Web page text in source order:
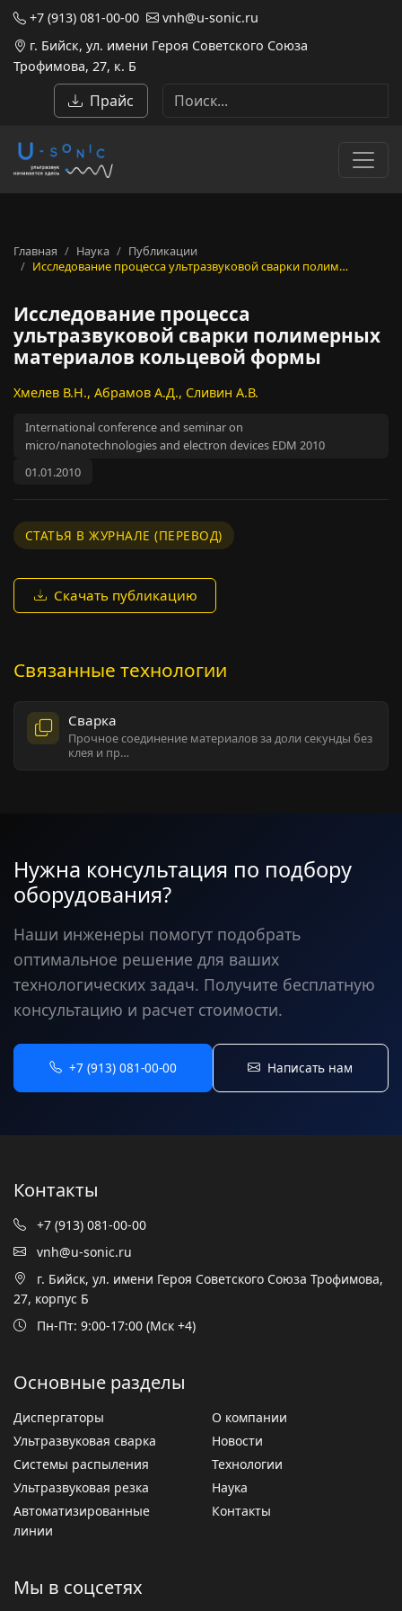
+7 (913) 081-00-00
vnh@u-sonic.ru
г. Бийск, ул. имени Героя Советского Союза
Трофимова, 27, к. Б
Прайс
Главная Наука
Публикации
Исследование процесса ультразвуковой сварки полим…
Исследование процесса
ультразвуковой сварки полимерных
материалов кольцевой формы
Хмелев В.Н., Абрамов А.Д., Сливин А.В.
International conference and seminar on
micro/nanotechnologies and electron devices EDM 2010
01.01.2010
СТАТЬЯ В ЖУРНАЛЕ (ПЕРЕВОД)
Скачать публикацию
Связанные технологии
Сварка
Прочное соединение материалов за доли секунды без
клея и пр…
Нужна консультация по подбору
оборудования?
Наши инженеры помогут подобрать
оптимальное решение для ваших
технологических задач. Получите бесплатную
консультацию и расчет стоимости.
+7 (913) 081-00-00 Написать нам
Контакты
+7 (913) 081-00-00
vnh@u-sonic.ru
г. Бийск, ул. имени Героя Советского Союза Трофимова,
27, корпус Б
Пн-Пт: 9:00-17:00 (Мск +4)
Основные разделы
Диспергаторы
Ультразвуковая сварка
Системы распыления
Ультразвуковая резка
Автоматизированные
линии
О компании
Новости
Технологии
Наука
Контакты
Мы в соцсетях